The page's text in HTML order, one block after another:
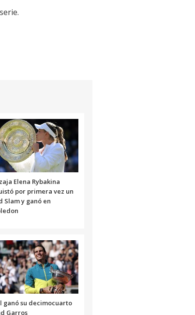
Elena Rybakina
por primera vez un
Slam y ganó en
ganó su decimocuarto
Garros